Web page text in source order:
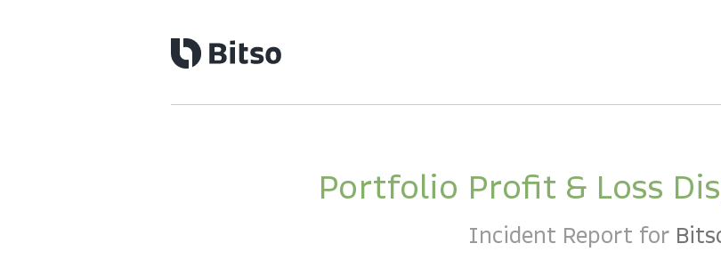
Portfolio Profit & Loss
Incident Report for